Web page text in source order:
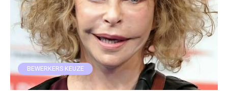
BEWERKERS KEUZE